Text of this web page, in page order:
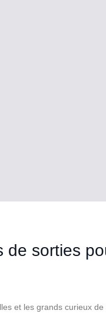
de sorties
et les grands curieux